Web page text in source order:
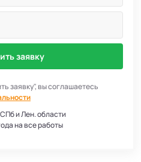
заявку
заявку", вы соглашаетесь
и Лен. области
на все работы